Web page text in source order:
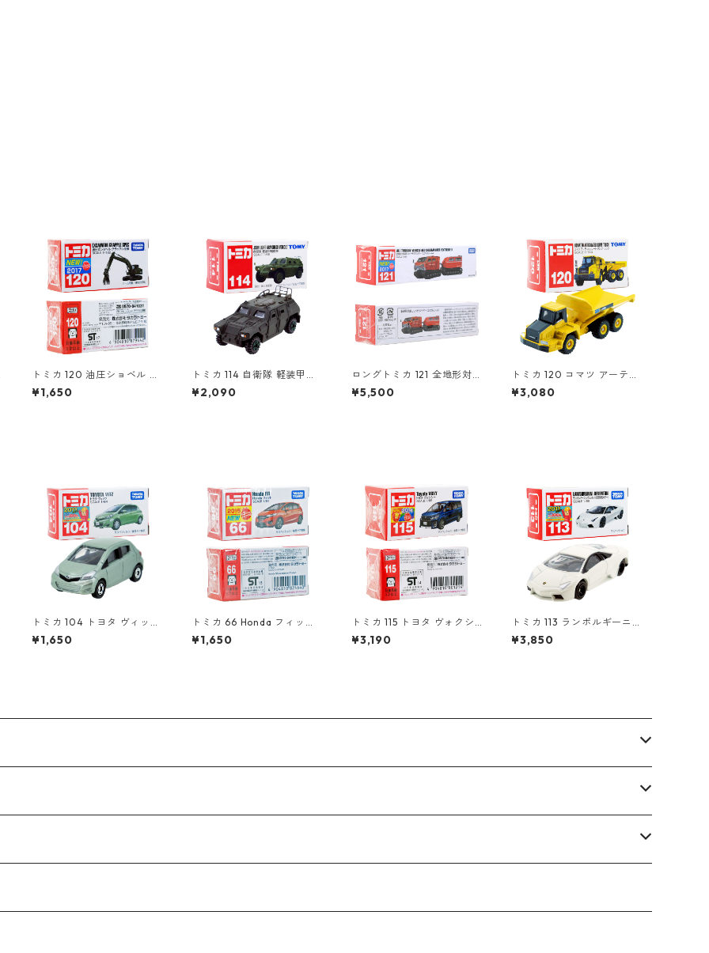
トミカ 120 油圧ショベル グ
ラップル仕様 #10879442
¥1,650
トミカ 114 自衛隊 軽装甲機
動車 #10742142
¥2,090
ロングトミカ 121 全地形対応
車 レッドサラマンダー / エ
クストリームV #10857754
¥5,500
トミカ 120 コマツ アーティ
キュレート ダンプトラック
#10639688
¥3,080
トミカ 104 トヨタ ヴィッツ
#10392507
¥1,650
トミカ 66 Honda フィット
#10824640
¥1,650
トミカ 115 トヨタ ヴォクシ
ー #10801214
¥3,190
トミカ 113 ランボルギーニ
レヴェントン (初回特別カラ
ー) #10421641
¥3,850